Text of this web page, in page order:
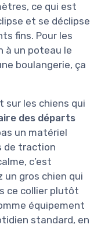
ce qui est
et se déclipse
fins. Pour les
à un poteau le
boulangerie, ça
sur les chiens qui
des départs
un matériel
de traction
c’est
un gros chien qui
ce collier plutôt
équipement
standard, en